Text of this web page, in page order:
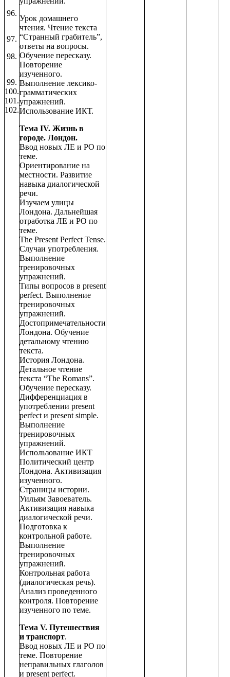
96.
97.
98.
99.
100.
101.
102.
Урок домашнего
чтения. Чтение текста
“Странный грабитель”,
ответы на вопросы.
Обучение пересказу.
Повторение
изученного.
Выполнение лексико-
грамматических
упражнений.
Использование ИКТ.
Тема IV. Жизнь в
городе. Лондон.
Ввод новых ЛЕ и РО по
теме.
Ориентирование на
местности. Развитие
навыка диалогической
речи.
Изучаем улицы
Лондона. Дальнейшая
отработка ЛЕ и РО по
теме.
The Present Perfect Tense.
Случаи употребления.
Выполнение
тренировочных
упражнений.
Типы вопросов в present
perfect. Выполнение
тренировочных
упражнений.
Достопримечательности
Лондона. Обучение
детальному чтению
текста.
История Лондона.
Детальное чтение
текста “The Romans”.
Обучение пересказу.
Дифференциация в
употреблении present
perfect и present simple.
Выполнение
тренировочных
упражнений.
Использование ИКТ
Политический центр
Лондона. Активизация
изученного.
Страницы истории.
Уильям Завоеватель.
Активизация навыка
диалогической речи.
Подготовка к
контрольной работе.
Выполнение
тренировочных
упражнений.
Контрольная работа
(диалогическая речь).
Анализ проведенного
контроля. Повторение
изученного по теме.
Тема V. Путешествия
и транспорт.
Ввод новых ЛЕ и РО по
теме. Повторение
неправильных глаголов
и present perfect.